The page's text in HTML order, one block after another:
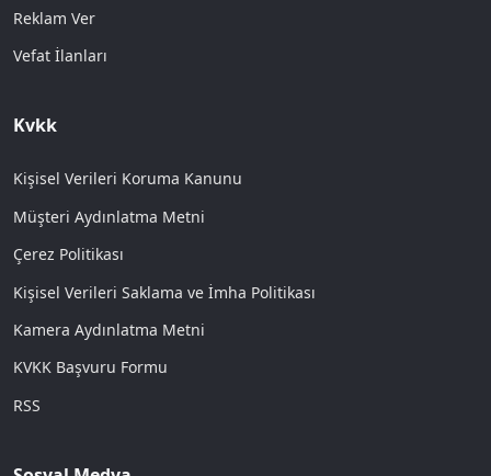
Reklam Ver
Vefat İlanları
Kvkk
Kişisel Verileri Koruma Kanunu
Müşteri Aydınlatma Metni
Çerez Politikası
Kişisel Verileri Saklama ve İmha Politikası
Kamera Aydınlatma Metni
KVKK Başvuru Formu
RSS